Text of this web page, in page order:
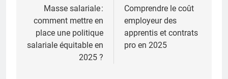
l’article
Masse salariale :
comment mettre en
place une politique
salariale équitable en
2025 ?
Comprendre le coût
employeur des
apprentis et contrats
pro en 2025